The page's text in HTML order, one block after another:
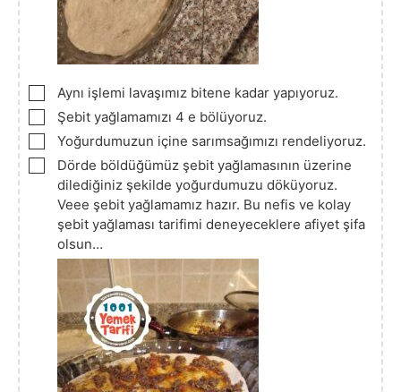
▢
Aynı işlemi lavaşımız bitene kadar yapıyoruz.
▢
Şebit yağlamamızı 4 e bölüyoruz.
▢
Yoğurdumuzun içine sarımsağımızı rendeliyoruz.
▢
Dörde böldüğümüz şebit yağlamasının üzerine
dilediğiniz şekilde yoğurdumuzu döküyoruz.
Veee şebit yağlamamız hazır. Bu nefis ve kolay
şebit yağlaması tarifimi deneyeceklere afiyet şifa
olsun…